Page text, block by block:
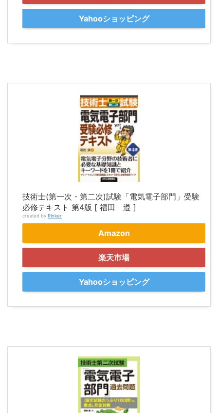
Yahooショッピング
技術士(第一次・第二次)試験「電気電子部門」受験
必修テキスト 第4版 [ 福田 遵 ]
created by Rinker
Amazon
楽天市場
Yahooショッピング